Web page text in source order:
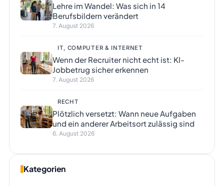
Lehre im Wandel: Was sich in 14
Berufsbildern verändert
7. August 2026
IT, COMPUTER & INTERNET
Wenn der Recruiter nicht echt ist: KI-
Jobbetrug sicher erkennen
7. August 2026
RECHT
Plötzlich versetzt: Wann neue Aufgaben
und ein anderer Arbeitsort zulässig sind
6. August 2026
Kategorien